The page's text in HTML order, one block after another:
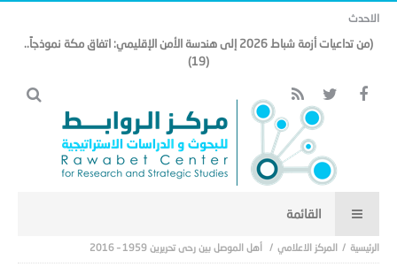
الاحدث
العراق… من اقتصاد النفط إلى اقتصاد الأرض: رؤية استراتيجية لبناء قطاع زراعي
وحيواني يقود التنمية المستدامة
المركز الاعلامي أهل الموصل بين رحى تحريرين 1959 – 2016